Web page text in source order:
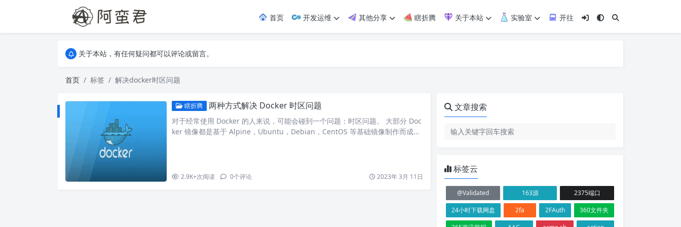
首页 开发运维 其他分享 瞎折腾 关于本站 实验室
开往
关于本站，有任何疑问都可以评论或留言。
关于本站，有任何疑问都可以评论或留言。
首页
标签 解决docker时区问题
瞎折腾 两种方式解决 Docker 时区问题
对于经常使用 Docker 的人来说，可能会碰到一个问题：时区问题。 大部分 Doc
ker 镜像都是基于 Alpine，Ubuntu，Debian，CentOS 等基础镜像制作而成。
2.9K+次阅读 0个评论 2023年 3月 11日
文章搜索
标签云
@Validated 163源
2375端口
24小时下载网盘
2fa 2FAuth
360文件夹